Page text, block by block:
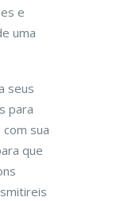
e
uma
seus
para
sua
que